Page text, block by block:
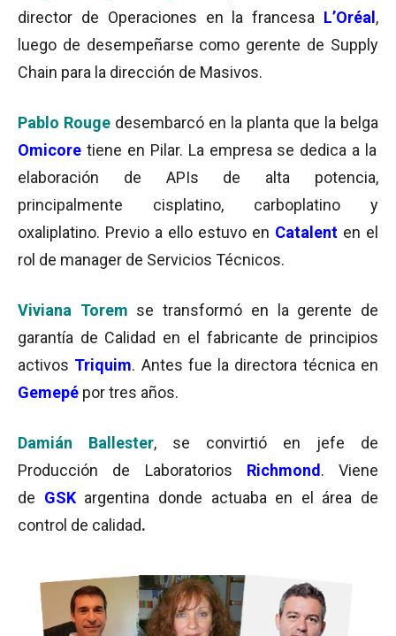
director de Operaciones en la francesa L’Oréal,
luego de desempeñarse como gerente de Supply
Chain para la dirección de Masivos.
Pablo Rouge desembarcó en la planta que la belga
Omicore tiene en Pilar. La empresa se dedica a la
elaboración de APIs de alta potencia,
principalmente cisplatino, carboplatino y
oxaliplatino. Previo a ello estuvo en Catalent en el
rol de manager de Servicios Técnicos.
Viviana Torem se transformó en la gerente de
garantía de Calidad en el fabricante de principios
activos Triquim. Antes fue la directora técnica en
Gemepé por tres años.
Damián Ballester, se convirtió en jefe de
Producción de Laboratorios Richmond. Viene
de GSK argentina donde actuaba en el área de
control de calidad.